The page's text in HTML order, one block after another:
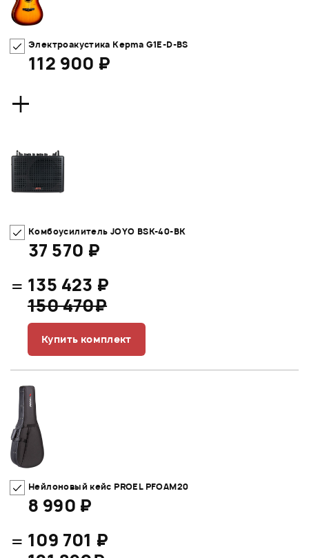
Электроакустика Kepma G1E-D-BS
112 900 ₽
+
Комбоусилитель JOYO BSK-40-BK
37 570 ₽
= 135 423 ₽
150 470₽
Купить комплект
Нейлоновый кейс PROEL PFOAM20
8 990 ₽
= 109 701 ₽